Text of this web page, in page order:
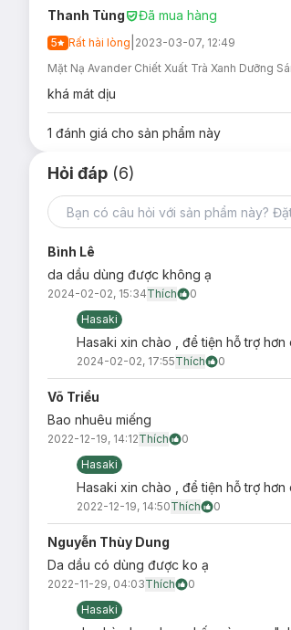
Pearl:Chiết xuất bột ngọc trai
mịn. Ngoài ra, thành phần mặt nạ
Thanh Tùng Đã mua hàng
5 Rất hài lòng 2023-03-07, 12:49
Mặt Nạ Avander Chiết Xuất Trà Xanh Dưỡng
khá mát dịu
1 đánh giá cho sản phẩm này
Hỏi đáp (6)
Bình Lê
da dầu dùng được không ạ
2024-02-02, 15:34Thích
0
Hasaki
Hasaki xin chào , để tiện hỗ trợ
2024-02-02, 17:55Thích 0
Võ Triều
Bao nhuêu miếng
2022-12-19, 14:12Thích
0
Hasaki
Hasaki xin chào , để tiện hỗ trợ
2022-12-19, 14:50Thích 0
Nguyễn Thùy Dung
Da dầu có dùng được ko ạ
2022-11-29, 04:03Thích
0
Hasaki